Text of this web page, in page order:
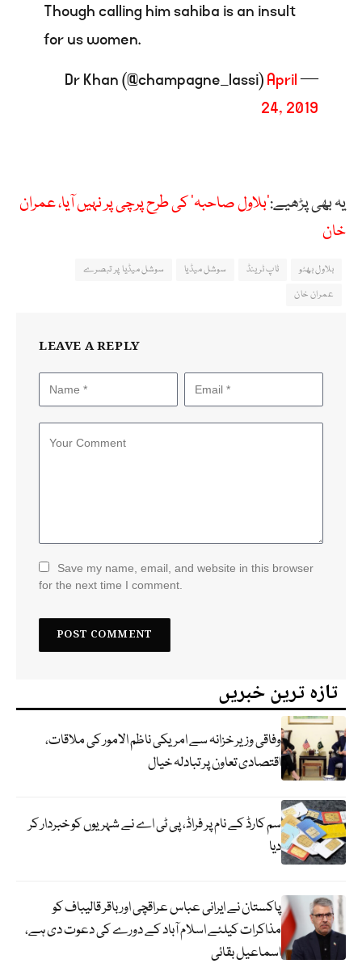
Though calling him sahiba is an insult
for us women.
— Dr Khan (@champagne_lassi)
April
24, 2019
یہ بھی پڑھیے:’بلاول صاحبہ‘ کی طرح پرچی پر نہیں آیا، عمران
خان
بلاول بھٹو ٹاپ ٹرینڈ سوشل میڈیا
سوشل میڈیا پر تبصرے
عمران خان
LEAVE A REPLY
Save my name, email, and website in this browser
for the next time I comment.
تازہ ترین خبریں
وفاقی وزیر خزانہ سے امریکی ناظم الامور کی ملاقات،
اقتصادی تعاون پر تبادلہ خیال
سم کارڈ کے نام پر فراڈ، پی ٹی اے نے شہریوں کو خبردار کر
دیا
پاکستان نے ایرانی عباس عراقچی اورباقر قالیباف کو
مذاکرات کیلئے اسلام آباد کے دورے کی دعوت دی ہے،
اسماعیل بقائی